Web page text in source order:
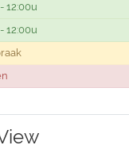
12:00u
12:00u